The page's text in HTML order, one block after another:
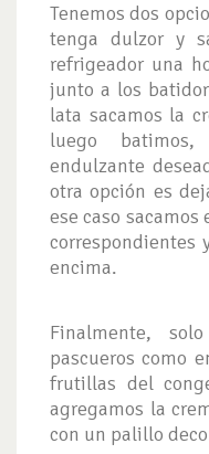
Tenemos dos
tenga dulzor y
refrigeador una
junto a los
lata sacamos la
luego
endulzante
otra opción es
ese caso
correspondientes
encima.
Finalmente,
pascueros como
frutillas del
agregamos la
con un palillo